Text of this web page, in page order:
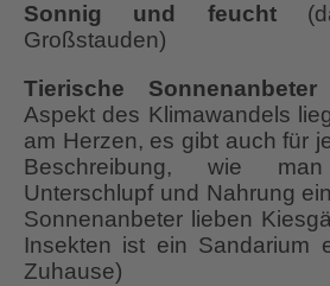
Sonnig und feucht
Großstauden)
Tierische Sonnenanbeter
Aspekt des Klimawandels
am Herzen, es gibt auch für
Beschreibung, wie
Unterschlupf und Nahrung
Sonnenanbeter lieben
Insekten ist ein Sandarium
Zuhause)